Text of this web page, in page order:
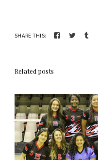
SHARE THIS:
Related posts